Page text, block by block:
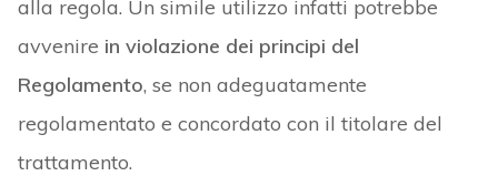
alla regola. Un simile utilizzo infatti potrebbe
avvenire in violazione dei principi del
Regolamento, se non adeguatamente
regolamentato e concordato con il titolare del
trattamento.